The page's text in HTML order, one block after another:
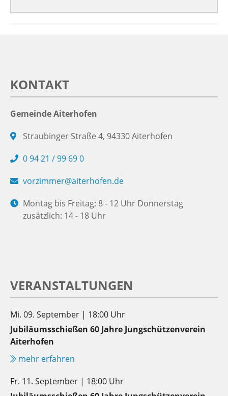
KONTAKT
Gemeinde Aiterhofen
Straubinger Straße 4, 94330 Aiterhofen
0 94 21 / 99 69 0
vorzimmer@aiterhofen.de
Montag bis Freitag: 8 - 12 Uhr Donnerstag
zusätzlich: 14 - 18 Uhr
VERANSTALTUNGEN
Mi. 09. September | 18:00 Uhr
Jubiläumsschießen 60 Jahre Jungschützenverein
Aiterhofen
mehr erfahren
Fr. 11. September | 18:00 Uhr